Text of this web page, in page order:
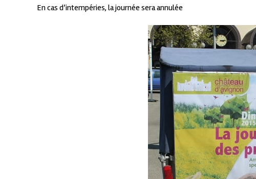
En cas d’intempéries, la journée sera annulée